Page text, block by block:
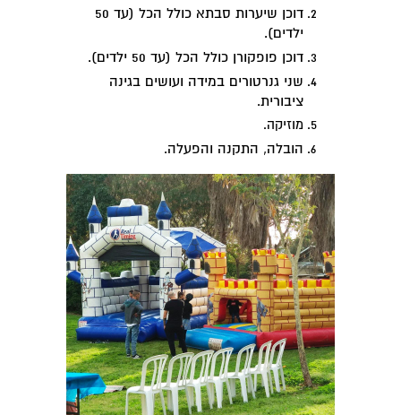
דוכן שיערות סבתא כולל הכל (עד 50
ילדים).
דוכן פופקורן כולל הכל (עד 50 ילדים).
שני גנרטורים במידה ועושים בגינה
ציבורית.
מוזיקה.
הובלה, התקנה והפעלה.